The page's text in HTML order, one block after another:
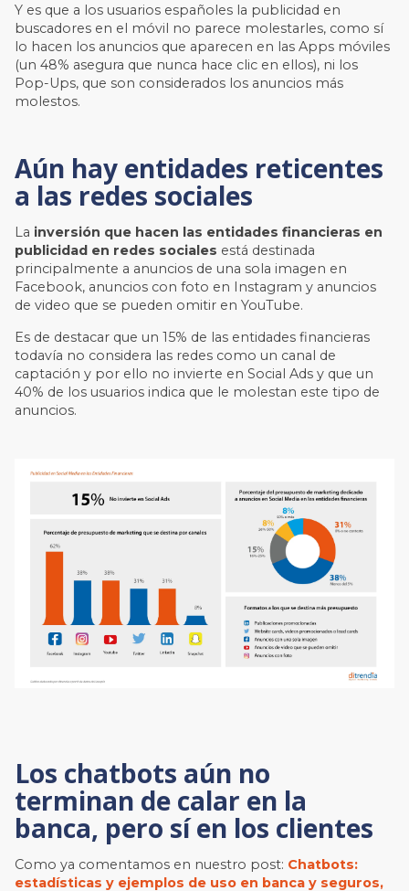
Y es que a los usuarios españoles la publicidad en
buscadores en el móvil no parece molestarles, como sí
lo hacen los anuncios que aparecen en las Apps móviles
(un 48% asegura que nunca hace clic en ellos), ni los
Pop-Ups, que son considerados los anuncios más
molestos.
Aún hay entidades reticentes
a las redes sociales
La inversión que hacen las entidades financieras en
publicidad en redes sociales está destinada
principalmente a anuncios de una sola imagen en
Facebook, anuncios con foto en Instagram y anuncios
de video que se pueden omitir en YouTube.
Es de destacar que un 15% de las entidades financieras
todavía no considera las redes como un canal de
captación y por ello no invierte en Social Ads y que un
40% de los usuarios indica que le molestan este tipo de
anuncios.
Los chatbots aún no
terminan de calar en la
banca, pero sí en los clientes
Como ya comentamos en nuestro post: Chatbots:
estadísticas y ejemplos de uso en banca y seguros,